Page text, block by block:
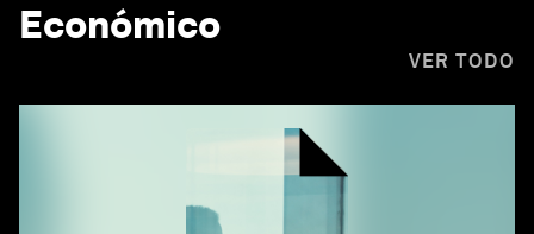
Económico
VER TODO